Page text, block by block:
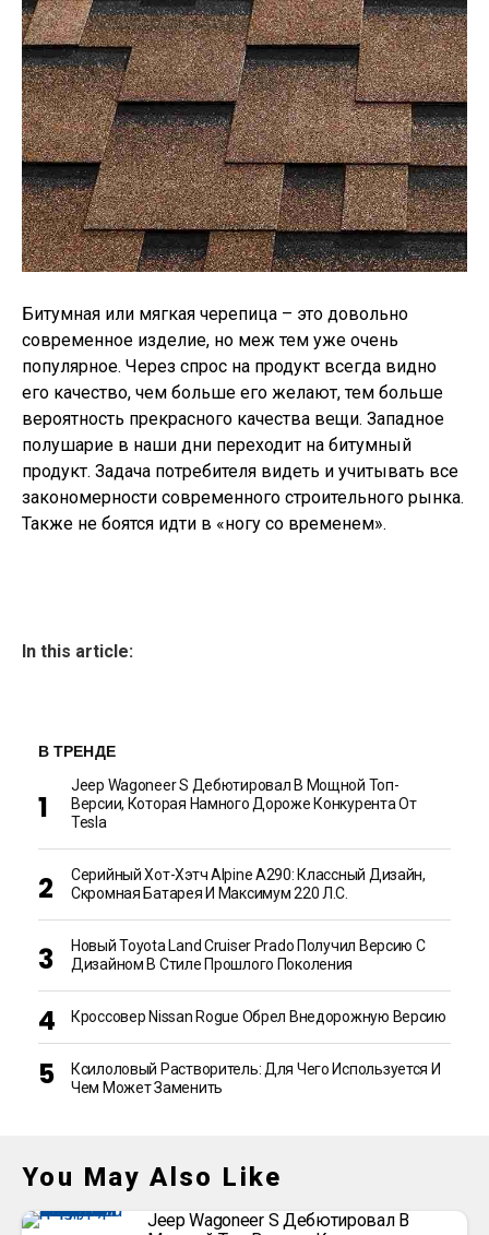
Битумная или мягкая черепица – это довольно
современное изделие, но меж тем уже очень
популярное. Через спрос на продукт всегда видно
его качество, чем больше его желают, тем больше
вероятность прекрасного качества вещи. Западное
полушарие в наши дни переходит на битумный
продукт. Задача потребителя видеть и учитывать все
закономерности современного строительного рынка.
Также не боятся идти в «ногу со временем».
In this article:
В ТРЕНДЕ
Jeep Wagoneer S Дебютировал В Мощной Топ-
Версии, Которая Намного Дороже Конкурента От
Tesla
Серийный Хот-Хэтч Alpine A290: Классный Дизайн,
Скромная Батарея И Максимум 220 Л.с.
Новый Toyota Land Cruiser Prado Получил Версию С
Дизайном В Стиле Прошлого Поколения
Кроссовер Nissan Rogue Обрел Внедорожную Версию
Ксилоловый Растворитель: Для Чего Используется И
Чем Может Заменить
You May Also Like
Jeep Wagoneer S Дебютировал В